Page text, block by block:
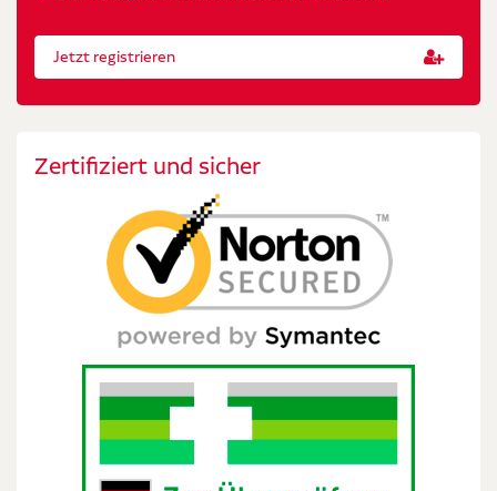
Jetzt registrieren
Zertifiziert und sicher